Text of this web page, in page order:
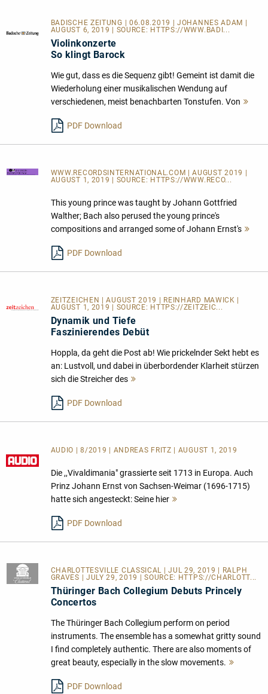
BADISCHE ZEITUNG | 06.08.2019 | JOHANNES ADAM |
AUGUST 6, 2019 | SOURCE: HTTPS://WWW.BADI...
Violinkonzerte
So klingt Barock
Wie gut, dass es die Sequenz gibt! Gemeint ist damit die
Wiederholung einer musikalischen Wendung auf
verschiedenen, meist benachbarten Tonstufen. Von
PDF Download
WWW.RECORDSINTERNATIONAL.COM
| AUGUST 2019 |
AUGUST 1, 2019 | SOURCE: HTTPS://WWW.RECO...
This young prince was taught by Johann Gottfried
Walther; Bach also perused the young prince's
compositions and arranged some of Johann Ernst's
PDF Download
ZEITZEICHEN | AUGUST 2019 | REINHARD MAWICK |
AUGUST 1, 2019 | SOURCE: HTTPS://ZEITZEIC...
Dynamik und Tiefe
Faszinierendes Debüt
Hoppla, da geht die Post ab! Wie prickelnder Sekt hebt es
an: Lustvoll, und dabei in überbordender Klarheit stürzen
sich die Streicher des
PDF Download
AUDIO | 8/2019 | ANDREAS FRITZ | AUGUST 1, 2019
Die ,,Vivaldimania" grassierte seit 1713 in Europa. Auch
Prinz Johann Ernst von Sachsen-Weimar (1696-1715)
hatte sich angesteckt: Seine hier
PDF Download
CHARLOTTESVILLE CLASSICAL
| JUL 29, 2019 | RALPH
GRAVES | JULY 29, 2019 | SOURCE: HTTPS://CHARLOTT...
Thüringer Bach Collegium Debuts Princely
Concertos
The Thüringer Bach Collegium perform on period
instruments. The ensemble has a somewhat gritty sound
I find completely authentic. There are also moments of
great beauty, especially in the slow movements.
PDF Download